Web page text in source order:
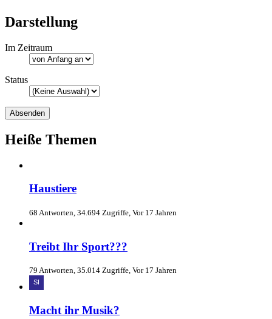
Darstellung
Im Zeitraum
Status
Heiße Themen
Haustiere
68 Antworten, 34.694 Zugriffe, Vor 17 Jahren
Treibt Ihr Sport???
79 Antworten, 35.014 Zugriffe, Vor 17 Jahren
Macht ihr Musik?